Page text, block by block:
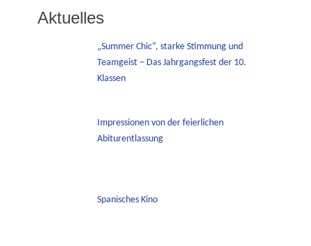
Aktuelles
„Summer Chic“, starke Stimmung und
Teamgeist – Das Jahrgangsfest der 10.
Klassen
Impressionen von der feierlichen
Abiturentlassung
Spanisches Kino